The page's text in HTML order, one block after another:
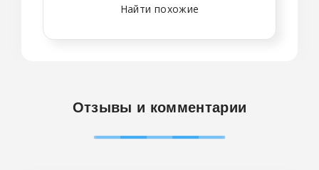
Найти похожие
Отзывы и комментарии